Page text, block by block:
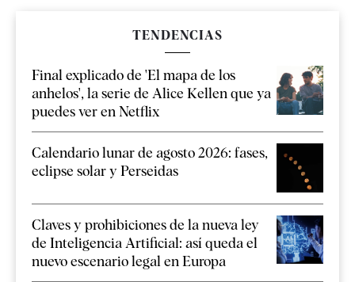
TENDENCIAS
Final explicado de 'El mapa de los
anhelos', la serie de Alice Kellen que ya
puedes ver en Netflix
Calendario lunar de agosto 2026: fases,
eclipse solar y Perseidas
Claves y prohibiciones de la nueva ley
de Inteligencia Artificial: así queda el
nuevo escenario legal en Europa